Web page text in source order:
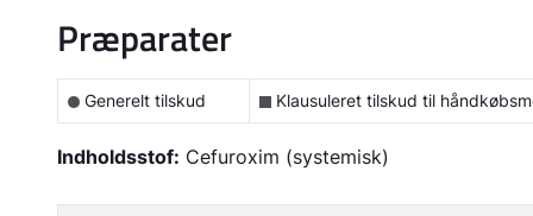
Præparater
Generelt tilskud Klausuleret tilskud til
Indholdsstof: Cefuroxim (systemisk)